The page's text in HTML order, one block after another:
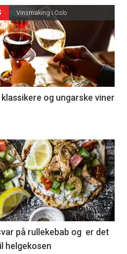
Vinsmaking i Oslo
og ungarske viner
på rullekebab og er det
helgekosen